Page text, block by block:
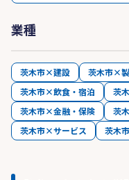
業種
茨木市×建設 茨木市×
茨木市×飲食・宿泊
茨
茨木市×金融・保険
茨
茨木市×サービス
茨木